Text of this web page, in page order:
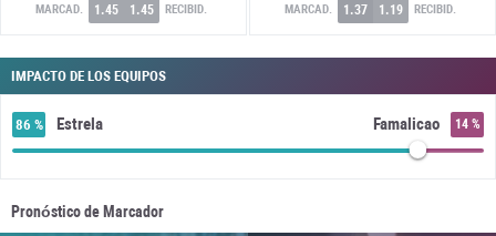
MARCAD. 1.45 1.45 RECIBID. MARCAD. 1.37 1.19 RECIBID.
IMPACTO DE LOS EQUIPOS
86 % Estrela Famalicao 14 %
Pronóstico de Marcador